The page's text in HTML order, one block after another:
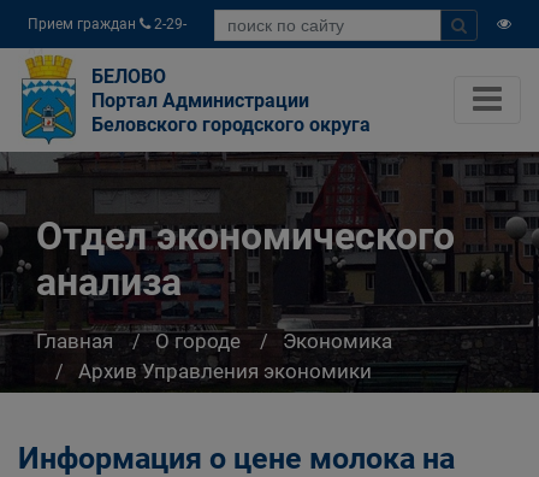
Прием граждан
2-29-
04
БЕЛОВО
Портал Администрации
Беловского городского округа
Отдел экономического
анализа
Главная О городе
Экономика
Архив Управления экономики
Отдел экономического анализа
Информация о цене молока на